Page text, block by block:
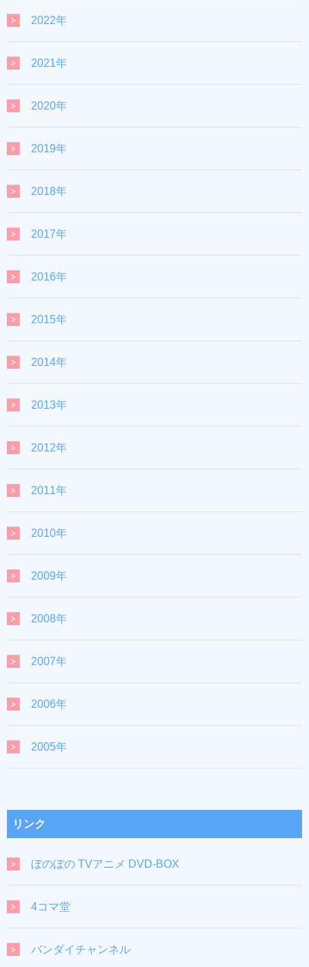
2022年
2021年
2020年
2019年
2018年
2017年
2016年
2015年
2014年
2013年
2012年
2011年
2010年
2009年
2008年
2007年
2006年
2005年
リンク
ぼのぼの TVアニメ DVD-BOX
4コマ堂
バンダイチャンネル